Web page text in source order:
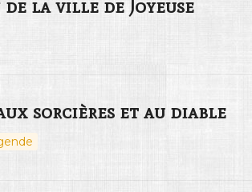
la ville de Joyeuse
sorcières et au diable